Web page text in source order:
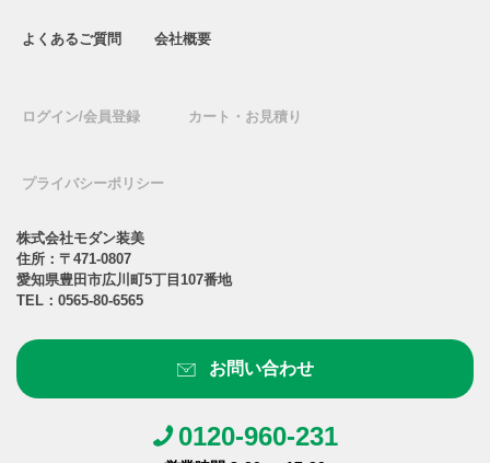
よくあるご質問 会社概要
ログイン/会員登録 カート・お見積り
プライバシーポリシー
株式会社モダン装美
住所：〒471-0807
愛知県豊田市広川町5丁目107番地
TEL： 0565-80-6565
お問い合わせ
0120-960-231